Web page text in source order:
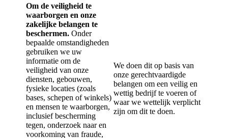
Om de veiligheid te
waarborgen en onze
zakelijke belangen te
beschermen. Onder
bepaalde omstandigheden
gebruiken we uw
informatie om de
veiligheid van onze
diensten, gebouwen,
fysieke locaties (zoals
bases, schepen of winkels)
en mensen te waarborgen,
inclusief bescherming
tegen, onderzoek naar en
voorkoming van fraude,
We doen dit op basis van
onze gerechtvaardigde
belangen om een veilig en
wettig bedrijf te voeren of
waar we wettelijk verplicht
zijn om dit te doen.